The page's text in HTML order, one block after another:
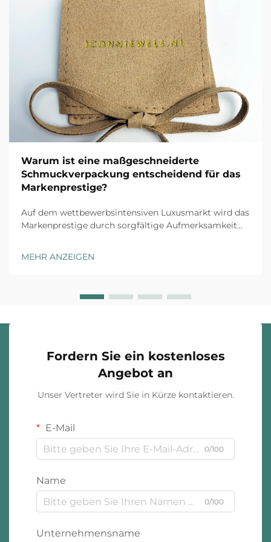
Warum ist eine maßgeschneiderte
Schmuckverpackung entscheidend für das
Markenprestige?
Auf dem wettbewerbsintensiven Luxusmarkt wird das
Markenprestige durch sorgfältige Aufmerksamkeit
erste physische Interaktion zwischen Ihrer Marke und
MEHR ANZEIGEN
Fordern Sie ein kostenloses
Angebot an
Unser Vertreter wird Sie in Kürze kontaktieren.
E-Mail
0/100
Name
0/100
Unternehmensname